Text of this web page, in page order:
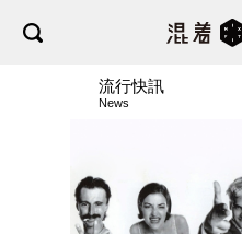
流行快訊
News